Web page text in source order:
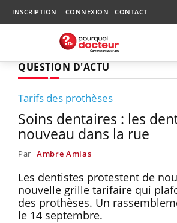
INSCRIPTION CONNEXION CONTACT
QUESTION D'ACTU
Tarifs des prothèses
Soins dentaires : les
nouveau dans la rue
Par Ambre Amias
Les dentistes protestent de
nouvelle grille tarifaire qui
des prothèses. Un
le 14 septembre.